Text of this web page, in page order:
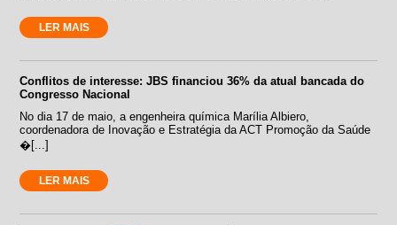
LER MAIS
Conflitos de interesse: JBS financiou 36% da atual bancada do
Congresso Nacional
No dia 17 de maio, a engenheira química Marília Albiero,
coordenadora de Inovação e Estratégia da ACT Promoção da Saúde
�[...]
LER MAIS